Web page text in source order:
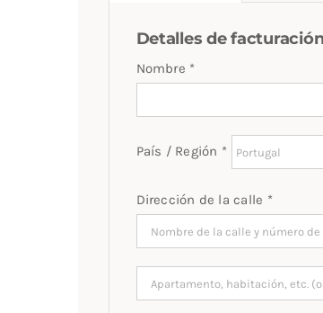
Detalles de
Nombre *
País / Región *
Dirección de la calle *
Apartamento,
habitación,